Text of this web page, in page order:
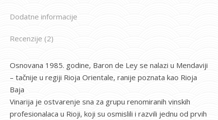
Dodatne informacije
Recenzije (2)
Osnovana 1985. godine, Baron de Ley se nalazi u Mendaviji
– tačnije u regiji Rioja Orientale, ranije poznata kao Rioja
Baja
Vinarija je ostvarenje sna za grupu renomiranih vinskih
profesionalaca u Rioji, koji su osmislili i razvili jednu od prvih